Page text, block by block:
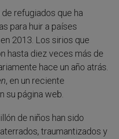
refugiados que ha
para huir a países
2013. Los sirios que
hasta diez veces más de
hace un año atrás.
, en un reciente
su página web.
de niños han sido
traumantizados y